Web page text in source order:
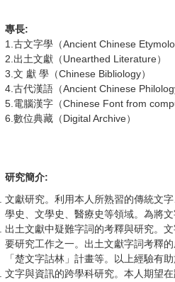
專長:
1.古文字學（Ancient Chinese
2.出土文獻（Unearthed Literature）
3.文 獻 學（Chinese Bibliology）
4.古代漢語（Ancient Chinese
5.電腦漢字（Chinese Font from
6.數位典藏（Digital Archive）
研究簡介:
文獻研究。利用本人所熟習的傳統文
學史、文學史、醫療史等領域。為將
出土文獻中疑難字詞的考釋與研究。
要研究工作之一。出土文獻字詞考釋
「楚文字詁林」計畫等。以上經驗有
文字與資訊的跨學科研究。本人期望